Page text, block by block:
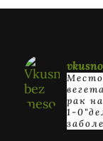
рак
1-